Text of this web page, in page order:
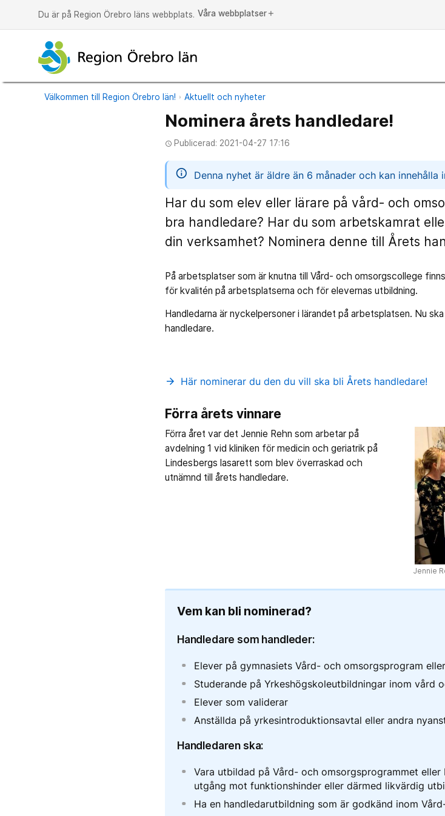
Du är på Region Örebro läns webbplats. Våra webbplatser add
Välkommen till Region Örebro län! Aktuellt och nyheter
Nominera årets handledare!
access_time Publicerad: 2021-04-27 17:16
information
Denna nyhet är äldre än 6 månader och kan
Har du som elev eller lärare på vård- och
bra handledare? Har du som arbetskamrat
din verksamhet? Nominera denne till Årets
På arbetsplatser som är knutna till Vård- och omsorgscollege
för kvalitén på arbetsplatserna och för elevernas utbildning.
Handledarna är nyckelpersoner i lärandet på arbetsplatsen. Nu
handledare.
arrow_forward Här nominerar du den du vill ska bli Årets handledare!
Förra årets vinnare
Förra året var det Jennie Rehn som arbetar på
avdelning 1 vid kliniken för medicin och geriatrik på
Lindesbergs lasarett som blev överraskad och
utnämnd till årets handledare.
Jennie
Vem kan bli nominerad?
Handledare som handleder:
Elever på gymnasiets Vård- och omsorgsprogram
Studerande på Yrkeshögskoleutbildningar inom vård
Elever som validerar
Anställda på yrkesintroduktionsavtal eller andra
Handledaren ska:
Vara utbildad på Vård- och omsorgsprogrammet
utgång mot funktionshinder eller därmed likvärdig
Ha en handledarutbildning som är godkänd inom